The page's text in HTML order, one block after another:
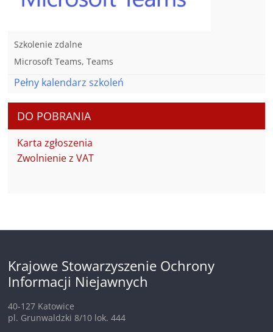
Szkolenie zdalne
Microsoft Teams, Teams
Pełny kalendarz szkoleń
DO POBRANIA
Karta zgłoszenia
Zwolnienie z VAT
Krajowe Stowarzyszenie Ochrony
Informacji Niejawnych
40-127 Katowice
pl. Grunwaldzki 8/10 lok. 444